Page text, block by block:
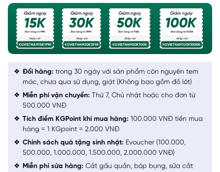
Đổi hàng: trong 30 ngày với sản phẩm còn nguyên tem
mác, chưa qua sử dụng, giặt (Không bao gồm đồ lót)
Miễn phí vận chuyển: Thứ 7, Chủ nhật hoặc cho đơn từ
500.000 VNĐ
Tích điểm KGPoint khi mua hàng: 100.000 VNĐ tiền mua
hàng = 1 KGpoint = 2.000 VNĐ
Chính sách quà tặng sinh nhật: Evoucher (100.000,
500.000, 1.000.000, 1.500.000, 2.000.000 VNĐ)
Miễn phí sửa hàng: Cắt gấu quần, bóp bụng, sửa cắt